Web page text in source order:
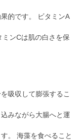
的です。 ビタミンA
ンCは肌の白さを保
吸収して膨張するこ
みながら大腸へと運
。 海藻を食べること